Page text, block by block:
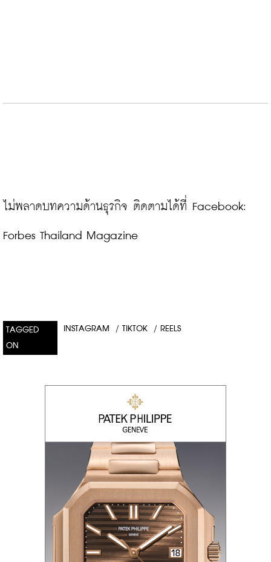
ไม่พลาดบทความด้านธุรกิจ ติดตามได้ที่ Facebook:
Forbes Thailand Magazine
TAGGED
ON
INSTAGRAM / TIKTOK / REELS